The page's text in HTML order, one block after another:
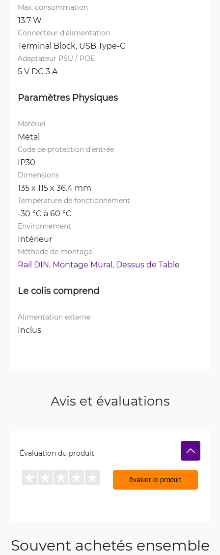
Max. consommation
13.7 W
Connecteur d'alimentation
Terminal Block, USB Type-C
Adaptateur PSU / POE
5 V DC 3 A
Paramètres Physiques
Matériel
Métal
Code de protection d'entrée
IP30
Dimensions
135 x 115 x 36.4 mm
Température de fonctionnement
-30 °C à 60 °C
Environnement
Intérieur
Méthode de montage
Rail DIN, Montage Mural, Dessus de Table
Le colis comprend
Alimentation externe
Inclus
Avis et évaluations
Évaluation du produit
évaluer le produit
Souvent achetés ensemble